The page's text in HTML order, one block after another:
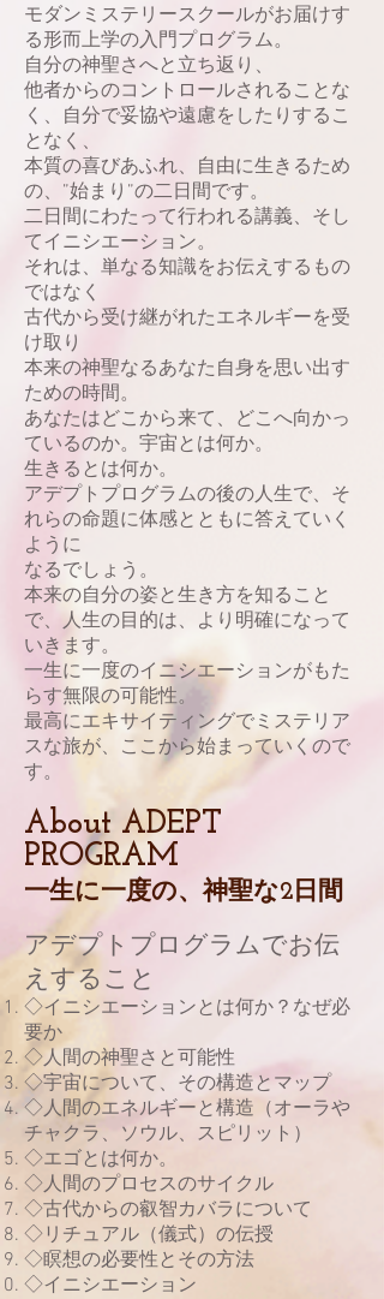
モダンミステリースクールがお届けす
る形而上学の入門プログラム。
自分の神聖さへと立ち返り、
他者からのコントロールされることな
く、自分で妥協や遠慮をしたりするこ
となく、
本質の喜びあふれ、自由に生きるため
の、”始まり”の二日間です。
二日間にわたって行われる講義、そし
てイニシエーション。
それは、単なる知識をお伝えするもの
ではなく
古代から受け継がれたエネルギーを受
け取り
本来の神聖なるあなた自身を思い出す
ための時間。
あなたはどこから来て、どこへ向かっ
ているのか。宇宙とは何か。
生きるとは何か。
アデプトプログラムの後の人生で、そ
れらの命題に体感とともに答えていく
ように
なるでしょう。
本来の自分の姿と生き方を知ること
で、人生の目的は、より明確になって
いきます。
一生に一度のイニシエーションがもた
らす無限の可能性。
最高にエキサイティングでミステリア
スな旅が、ここから始まっていくので
す。
About ADEPT
PROGRAM
一生に一度の、神聖な2日間
アデプトプログラムでお伝
えすること
◇イニシエーションとは何か？なぜ必
要か
◇人間の神聖さと可能性
◇宇宙について、その構造とマップ
◇人間のエネルギーと構造（オーラや
チャクラ、ソウル、スピリット）
◇エゴとは何か。
◇人間のプロセスのサイクル
◇古代からの叡智カバラについて
◇リチュアル（儀式）の伝授
◇瞑想の必要性とその方法
◇イニシエーション